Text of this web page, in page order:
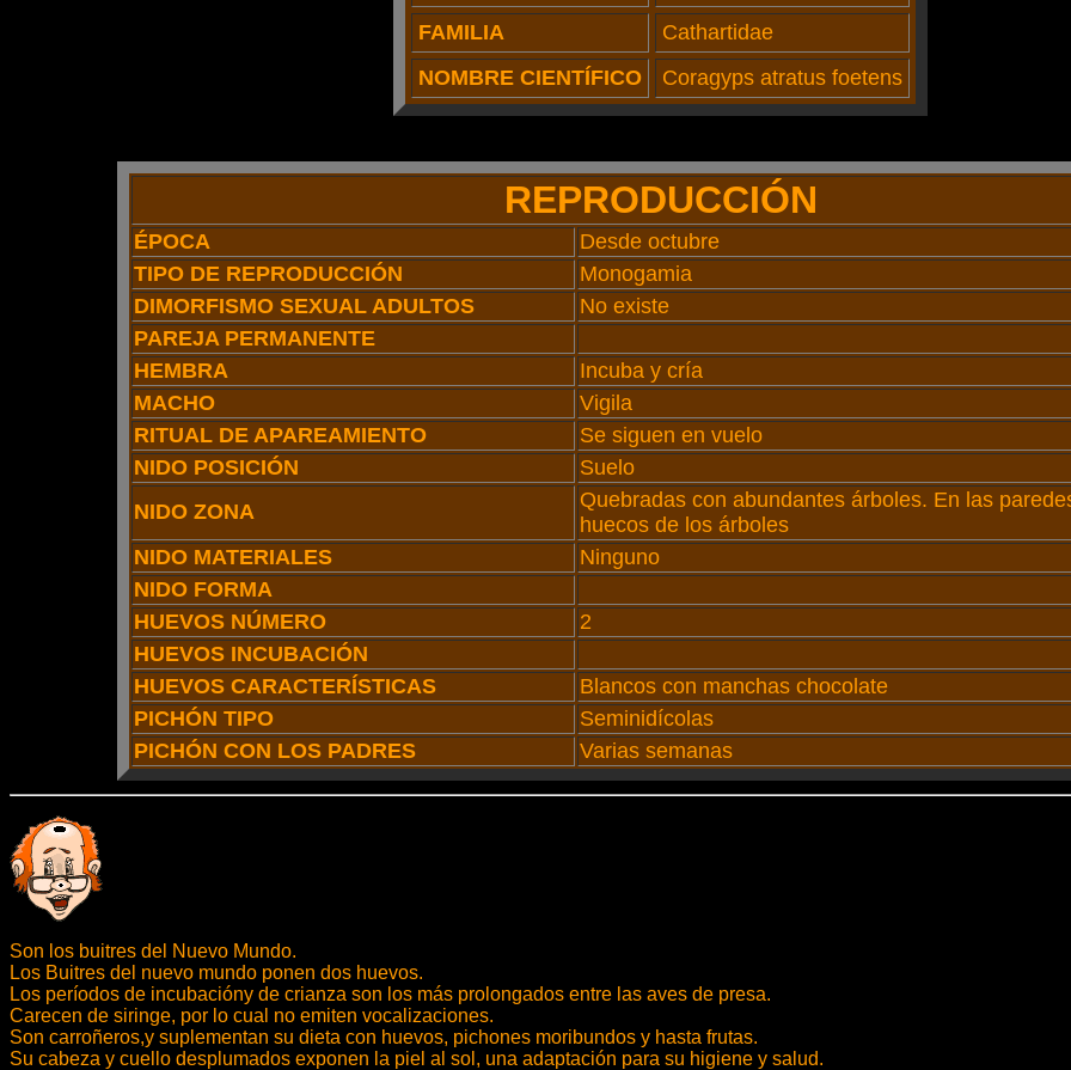
FAMILIA
Cathartidae
NOMBRE CIENTÍFICO
Coragyps atratus foetens
REPRODUCCIÓN
ÉPOCA
Desde octubre
TIPO DE REPRODUCCIÓN
Monogamia
DIMORFISMO SEXUAL ADULTOS
No existe
PAREJA PERMANENTE
HEMBRA
Incuba y cría
MACHO
Vigila
RITUAL DE APAREAMIENTO
Se siguen en vuelo
NIDO POSICIÓN
Suelo
NIDO ZONA
Quebradas con abundantes árboles. En las
huecos de los árboles
NIDO MATERIALES
Ninguno
NIDO FORMA
HUEVOS NÚMERO
2
HUEVOS INCUBACIÓN
HUEVOS CARACTERÍSTICAS
Blancos con manchas chocolate
PICHÓN TIPO
Seminidícolas
PICHÓN CON LOS PADRES
Varias semanas
Son los buitres del Nuevo Mundo.
Los Buitres del nuevo mundo ponen dos huevos.
Los períodos de incubacióny de crianza son los más prolongados entre las aves de presa.
Carecen de siringe, por lo cual no emiten vocalizaciones.
Son carroñeros,y suplementan su dieta con huevos, pichones moribundos y hasta frutas.
Su cabeza y cuello desplumados exponen la piel al sol, una adaptación para su higiene y salud.